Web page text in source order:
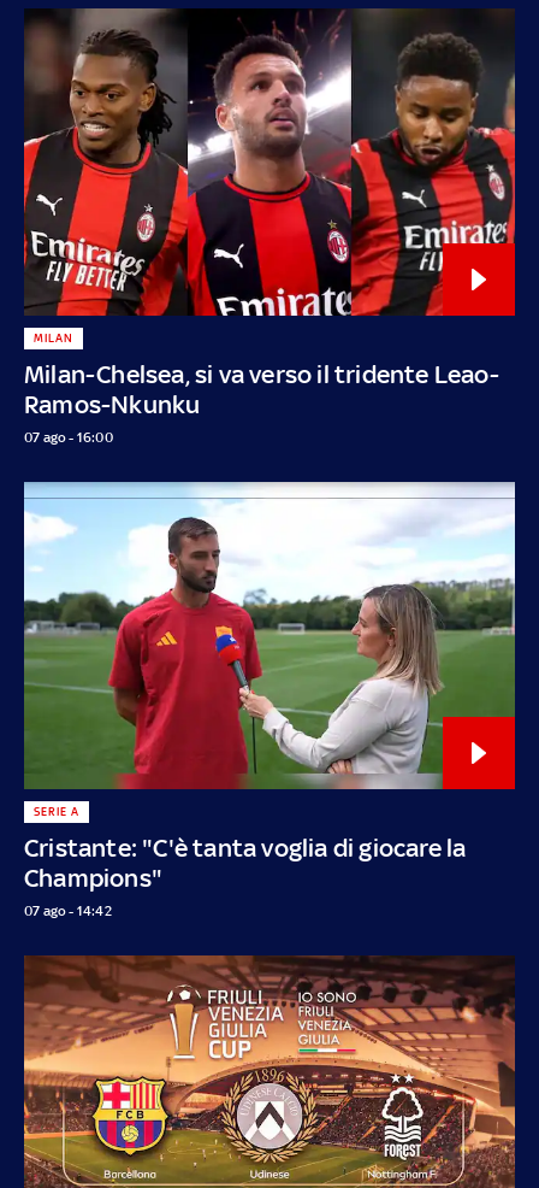
Milan-Chelsea, si va verso il tridente Leao-
Ramos-Nkunku
MILAN
07 ago - 16:00
Cristante: "C'è tanta voglia di giocare la
Champions"
SERIE A
07 ago - 14:42